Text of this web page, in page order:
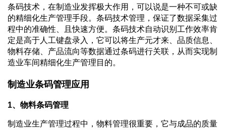
条码技术，在制造业发挥极大作用，可以说是一种不可或缺
的精细化生产管理手段。条码技术管理，保证了数据采集过
程中的准确性、且快速方便。条码技术自动识别工作效率肯
定是高于人工键盘录入，它可以将生产元才来、品质信息、
物料存储、产品流向等数据通过条码进行关联，从而实现制
造业车间精细化生产管理目的。
制造业条码管理应用
1、物料条码管理
制造业生产管理过程中，物料管理很重要，它与成品的质量